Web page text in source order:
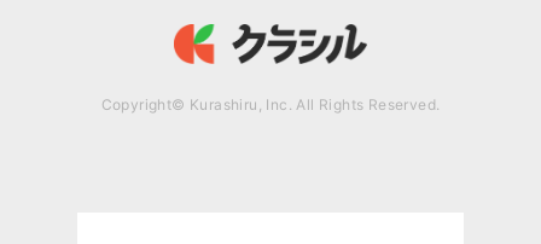
Copyright© Kurashiru, Inc. All Rights Reserved.